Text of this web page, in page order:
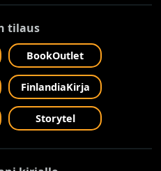
tilaus
BookOutlet
FinlandiaKirja
Storytel